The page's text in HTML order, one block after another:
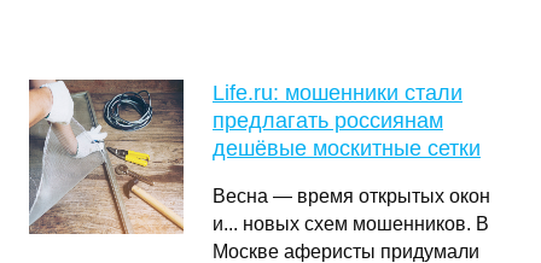
Life.ru: мошенники стали
предлагать россиянам
дешёвые москитные сетки
Весна — время открытых окон
и... новых схем мошенников. В
Москве аферисты придумали